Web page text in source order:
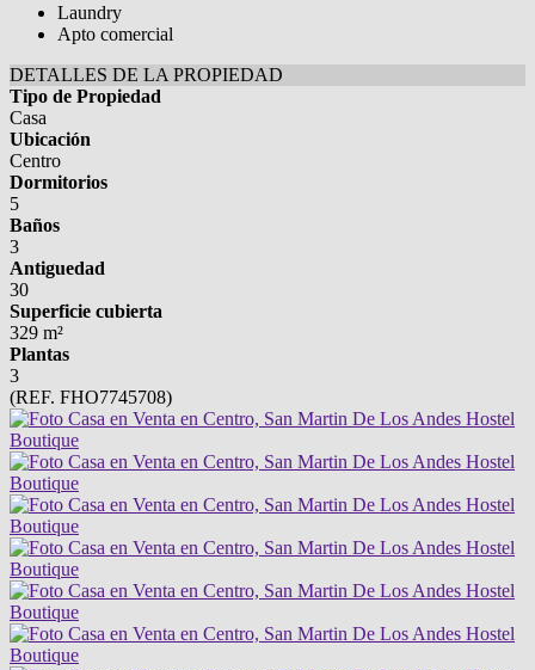
Laundry
Apto comercial
DETALLES DE LA PROPIEDAD
Tipo de Propiedad
Casa
Ubicación
Centro
Dormitorios
5
Baños
3
Antiguedad
30
Superficie cubierta
329 m²
Plantas
3
(REF. FHO7745708)